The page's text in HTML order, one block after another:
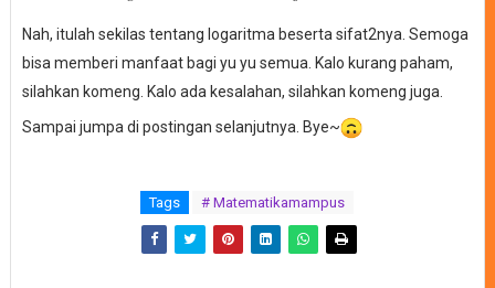
Nah, itulah sekilas tentang logaritma beserta sifat2nya. Semoga
bisa memberi manfaat bagi yu yu semua. Kalo kurang paham,
silahkan komeng. Kalo ada kesalahan, silahkan komeng juga.
Sampai jumpa di postingan selanjutnya. Bye~
Tags # Matematikamampus